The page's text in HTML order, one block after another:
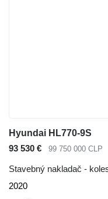
Hyundai HL770-9S
93 530 €
99 750 000 CLP
Stavebný nakladač -
2020